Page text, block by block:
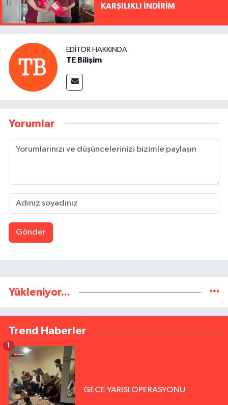
KARŞILIKLI İNDİRİM
EDITÖR HAKKINDA
TE Bilişim
Yorumlar
Gönder
Yükleniyor...
Trend Haberler
GECE YARISI OPERASYONU
1